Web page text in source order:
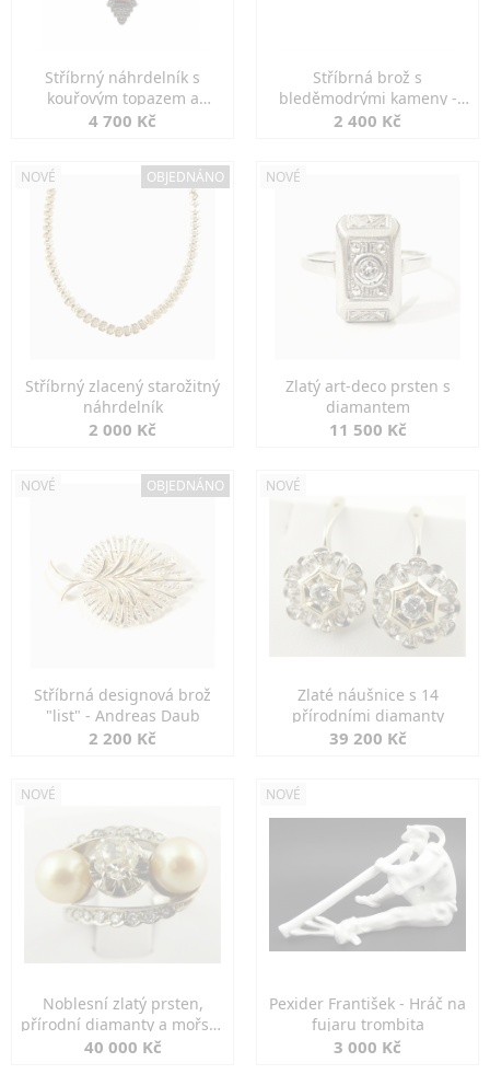
Stříbrný náhrdelník s
kouřovým topazem a
markazity
4 700 Kč
Stříbrná brož s
bleděmodrými kameny -
jemná elegance
2 400 Kč
NOVÉ OBJEDNÁNO
Stříbrný zlacený starožitný
náhrdelník
2 000 Kč
NOVÉ
Zlatý art-deco prsten s
diamantem
11 500 Kč
NOVÉ OBJEDNÁNO
Stříbrná designová brož
"list" - Andreas Daub
2 200 Kč
NOVÉ
Zlaté náušnice s 14
přírodními diamanty
39 200 Kč
NOVÉ
Noblesní zlatý prsten,
přírodní diamanty a mořské
perly
40 000 Kč
NOVÉ
Pexider František - Hráč na
fujaru trombita
3 000 Kč